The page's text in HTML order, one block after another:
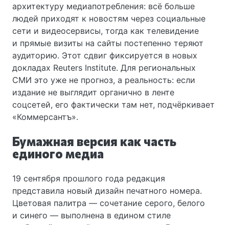
архитектуру медиапотребления: всё больше
людей приходят к новостям через социальные
сети и видеосервисы, тогда как телевидение
и прямые визиты на сайты постепенно теряют
аудиторию. Этот сдвиг фиксируется в новых
докладах Reuters Institute. Для региональных
СМИ это уже не прогноз, а реальность: если
издание не выглядит органично в ленте
соцсетей, его фактически там нет, подчёркивает
«Коммерсантъ».
Бумажная версия как часть
единого медиа
19 сентября прошлого года редакция
представила новый дизайн печатного номера.
Цветовая палитра — сочетание серого, белого
и синего — выполнена в едином стиле